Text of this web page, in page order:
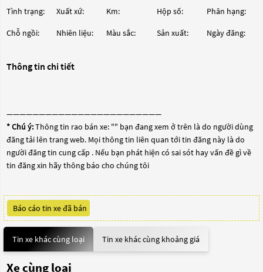
Tình trạng: Xuất xứ: Km: Hộp số: Phân hạng:
Chỗ ngồi: Nhiên liệu: Màu sắc: Sản xuất: Ngày đăng:
Thông tin chi tiết
————————————————————————
* Chú ý:Thông tin rao bán xe: "" bạn đang xem ở trên là do người dùng
đăng tải lên trang web. Mọi thông tin liên quan tới tin đăng này là do
người đăng tin cung cấp . Nếu bạn phát hiện có sai sót hay vấn đề gì về
tin đăng xin hãy thông báo cho chúng tôi
Báo cáo tin xe đã bán
Tin xe khác cùng loại Tin xe khác cùng khoảng giá
Xe cùng loại